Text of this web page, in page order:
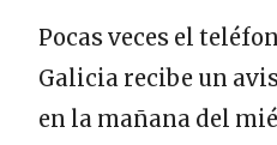
Pocas veces el
Galicia recibe un
en la mañana del